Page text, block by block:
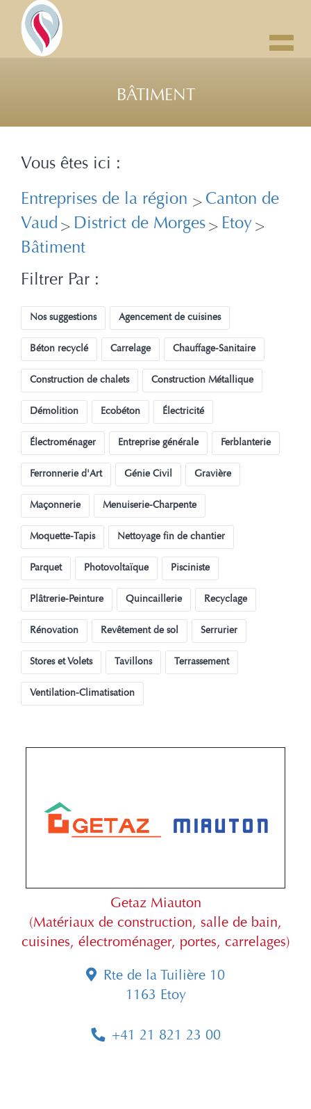
BÂTIMENT
Vous êtes ici :
Entreprises de la région > Canton de
Vaud > District de Morges> Etoy>
Bâtiment
Filtrer Par :
Nos suggestions Agencement de cuisines
Béton recyclé Carrelage Chauffage-Sanitaire
Construction de chalets Construction Métallique
Démolition Ecobéton Électricité
Électroménager Entreprise générale Ferblanterie
Ferronnerie d'Art Génie Civil Gravière
Maçonnerie Menuiserie-Charpente
Moquette-Tapis Nettoyage fin de chantier
Parquet Photovoltaïque Pisciniste
Plâtrerie-Peinture Quincaillerie Recyclage
Rénovation Revêtement de sol Serrurier
Stores et Volets Tavillons Terrassement
Ventilation-Climatisation
Getaz Miauton
(Matériaux de construction, salle de bain,
cuisines, électroménager, portes, carrelages)
Rte de la Tuilière 10
1163 Etoy
+41 21 821 23 00